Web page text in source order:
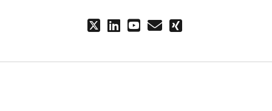
twitterlinkedin
youtube
emailxing